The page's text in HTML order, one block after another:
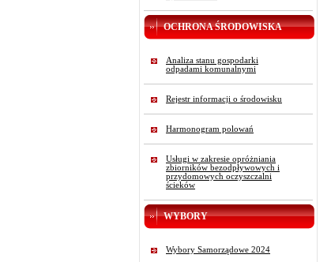
OCHRONA ŚRODOWISKA
Analiza stanu gospodarki
odpadami komunalnymi
Rejestr informacji o środowisku
Harmonogram polowań
Usługi w zakresie opróżniania
zbiorników bezodpływowych i
przydomowych oczyszczalni
ścieków
WYBORY
Wybory Samorządowe 2024